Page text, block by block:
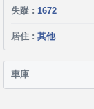
失蹤 : 1672
居住 : 其他
車庫